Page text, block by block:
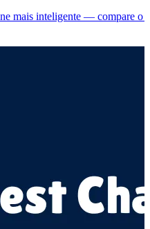
mais inteligente — compare o